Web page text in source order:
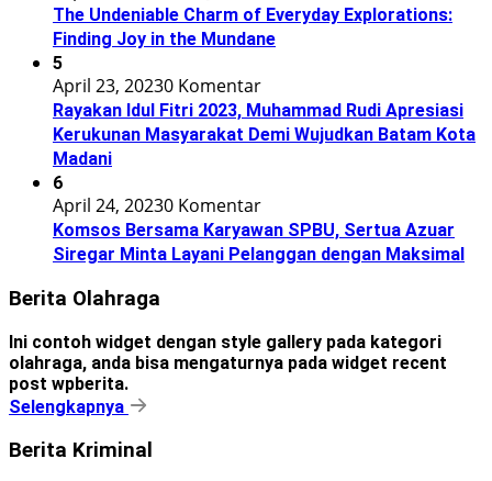
The Undeniable Charm of Everyday Explorations:
Finding Joy in the Mundane
5
April 23, 20230 Komentar
Rayakan Idul Fitri 2023, Muhammad Rudi Apresiasi
Kerukunan Masyarakat Demi Wujudkan Batam Kota
Madani
6
April 24, 20230 Komentar
Komsos Bersama Karyawan SPBU, Sertua Azuar
Siregar Minta Layani Pelanggan dengan Maksimal
Berita Olahraga
Ini contoh widget dengan style gallery pada kategori
olahraga, anda bisa mengaturnya pada widget recent
post wpberita.
Selengkapnya
Berita Kriminal